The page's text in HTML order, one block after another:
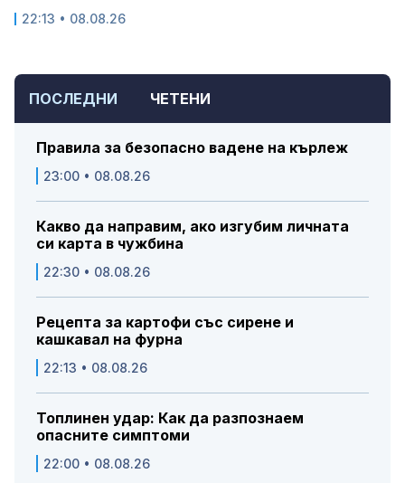
ПОСЛЕДНИ ЧЕТЕНИ
Правила за безопасно вадене на кърлеж
23:00 • 08.08.26
Какво да направим, ако изгубим личната
си карта в чужбина
22:30 • 08.08.26
Рецепта за картофи със сирене и
кашкавал на фурна
22:13 • 08.08.26
Топлинен удар: Как да разпознаем
опасните симптоми
22:00 • 08.08.26
22:13 • 08.08.26